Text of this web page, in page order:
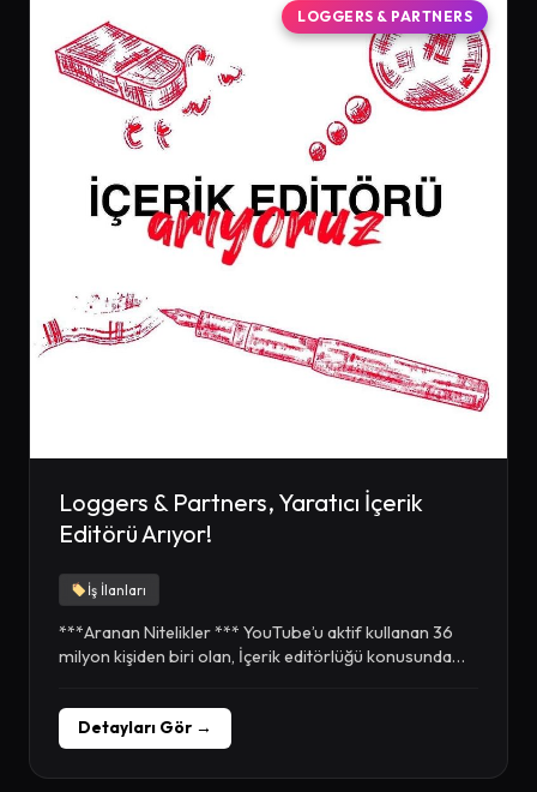
LOGGERS & PARTNERS
Loggers & Partners, Yaratıcı İçerik
Editörü Arıyor!
İş İlanları
***Aranan Nitelikler *** YouTube’u aktif kullanan 36
milyon kişiden biri olan, İçerik editörlüğü konusunda
Detayları Gör →